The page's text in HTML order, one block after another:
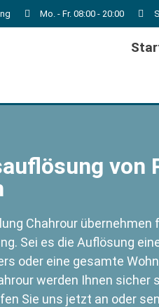
Mo. - Fr. 08:00 - 20:00
von
Chahrour übernehmen
Sei es die Auflösung
oder eine gesamte
werden Ihnen
Sie uns jetzt an oder